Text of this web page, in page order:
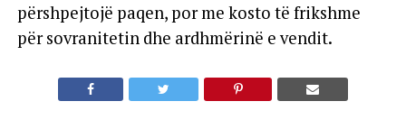
përshpejtojë paqen, por me kosto të frikshme
për sovranitetin dhe ardhmërinë e vendit.